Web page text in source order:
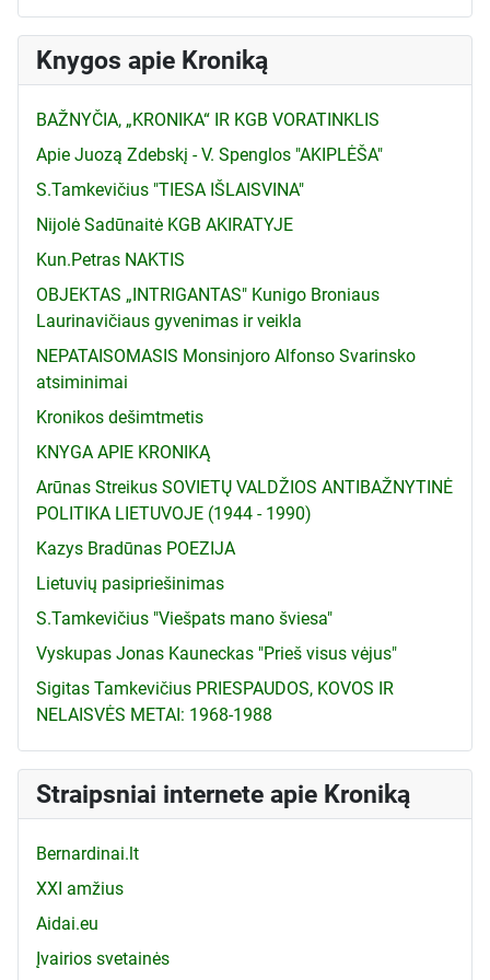
Knygos apie Kroniką
BAŽNYČIA, „KRONIKA“ IR KGB VORATINKLIS
Apie Juozą Zdebskį - V. Spenglos "AKIPLĖŠA"
S.Tamkevičius "TIESA IŠLAISVINA"
Nijolė Sadūnaitė KGB AKIRATYJE
Kun.Petras NAKTIS
OBJEKTAS „INTRIGANTAS" Kunigo Broniaus
Laurinavičiaus gyvenimas ir veikla
NEPATAISOMASIS Monsinjoro Alfonso Svarinsko
atsiminimai
Kronikos dešimtmetis
KNYGA APIE KRONIKĄ
Arūnas Streikus SOVIETŲ VALDŽIOS ANTIBAŽNYTINĖ
POLITIKA LIETUVOJE (1944 - 1990)
Kazys Bradūnas POEZIJA
Lietuvių pasipriešinimas
S.Tamkevičius "Viešpats mano šviesa"
Vyskupas Jonas Kauneckas "Prieš visus vėjus"
Sigitas Tamkevičius PRIESPAUDOS, KOVOS IR
NELAISVĖS METAI: 1968-1988
Straipsniai internete apie Kroniką
Bernardinai.lt
XXI amžius
Aidai.eu
Įvairios svetainės